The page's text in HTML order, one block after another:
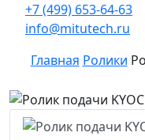
+7 (499) 653-64-63
info@mitutech.ru
Главная Ролики